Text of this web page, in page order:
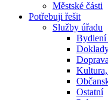
Městské části
Potřebuji řešit
Služby úřadu
Bydlení
Kultura,
Ostatní